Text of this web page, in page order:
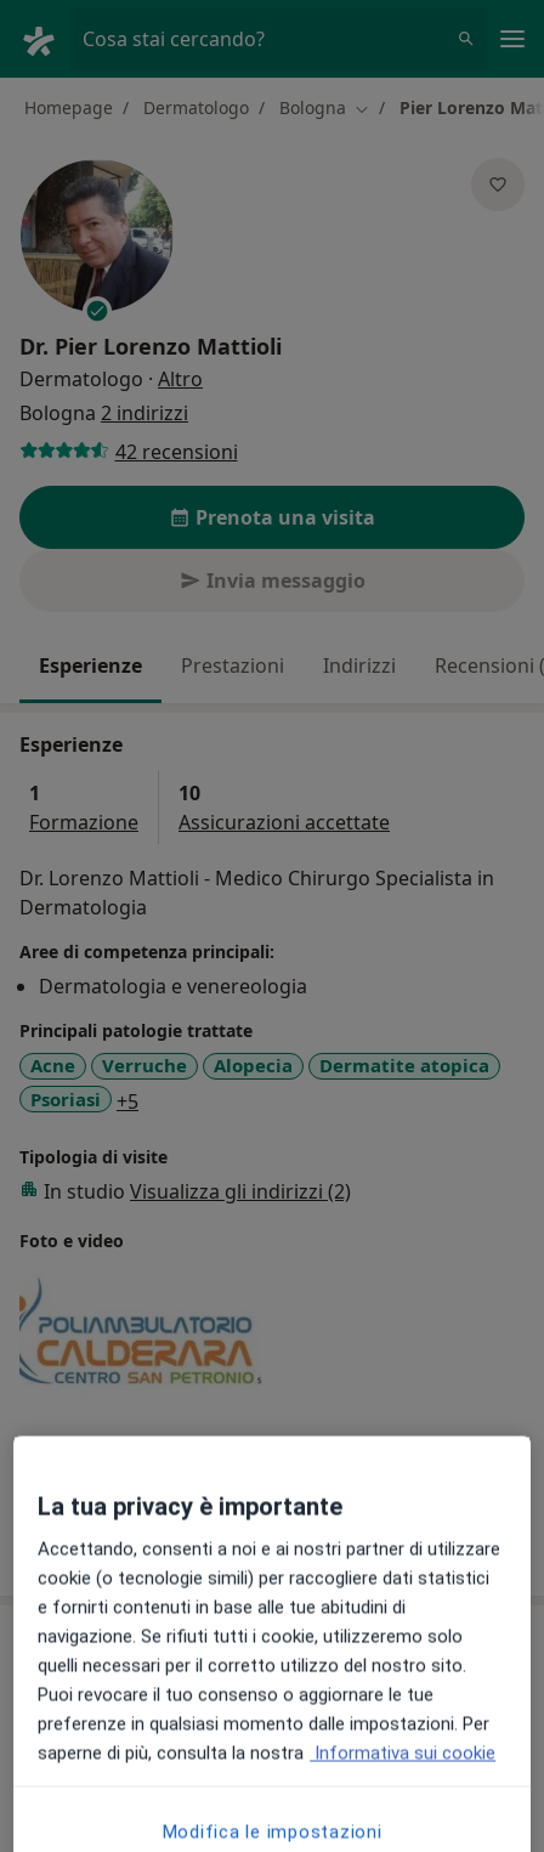
Cosa stai cercando?
Homepage Dermatologo Bologna Cambia città
Pier Lorenzo
Dr. Pier Lorenzo Mattioli
Dermatologo · Altro
Bologna 2 indirizzi
42 recensioni
Prenota una visita
Invia messaggio
Esperienze Prestazioni Indirizzi Recensioni
Esperienze
1
Formazione
10
Assicurazioni accettate
Dr. Lorenzo Mattioli - Medico Chirurgo Specialista in
Dermatologia
Aree di competenza principali:
Dermatologia e venereologia
Principali patologie trattate
Acne Verruche Alopecia
Dermatite atopica
Psoriasi
+5
Tipologia di visite
In studio Visualizza gli indirizzi (2)
Foto e video
Mostra dettagli
sull'esperienza
Prestazioni e prezzi
Mappatura nevi
149 € Dettagli Prenota una visita
Dettagli
La tua privacy è importante
Accettando, consenti a noi e ai nostri partner di utilizzare
cookie (o tecnologie simili) per raccogliere dati statistici
e fornirti contenuti in base alle tue abitudini di
navigazione. Se rifiuti tutti i cookie, utilizzeremo solo
quelli necessari per il corretto utilizzo del nostro sito.
Puoi revocare il tuo consenso o aggiornare le tue
preferenze in qualsiasi momento dalle impostazioni. Per
saperne di più, consulta la nostra Informativa sui cookie
Modifica le impostazioni